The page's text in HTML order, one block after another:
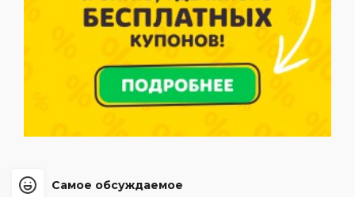
Самое обсуждаемое